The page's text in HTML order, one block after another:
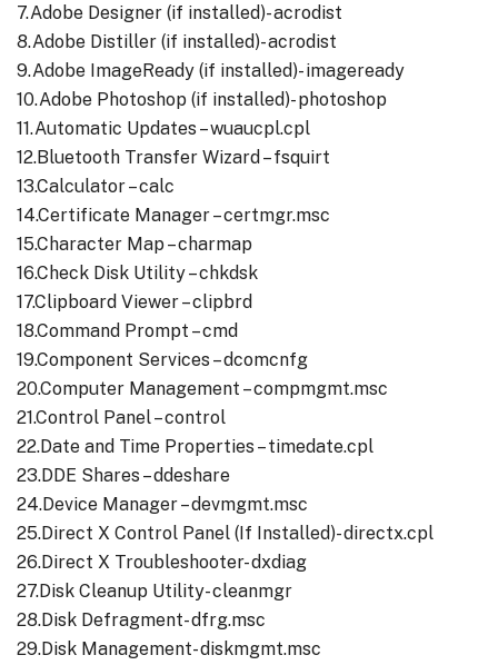
7.Adobe Designer (if installed)- acrodist
8.Adobe Distiller (if installed)- acrodist
9.Adobe ImageReady (if installed)- imageready
10.Adobe Photoshop (if installed)- photoshop
11.Automatic Updates – wuaucpl.cpl
12.Bluetooth Transfer Wizard – fsquirt
13.Calculator – calc
14.Certificate Manager – certmgr.msc
15.Character Map – charmap
16.Check Disk Utility – chkdsk
17.Clipboard Viewer – clipbrd
18.Command Prompt – cmd
19.Component Services – dcomcnfg
20.Computer Management – compmgmt.msc
21.Control Panel – control
22.Date and Time Properties – timedate.cpl
23.DDE Shares – ddeshare
24.Device Manager – devmgmt.msc
25.Direct X Control Panel (If Installed)- directx.cpl
26.Direct X Troubleshooter- dxdiag
27.Disk Cleanup Utility- cleanmgr
28.Disk Defragment- dfrg.msc
29.Disk Management- diskmgmt.msc